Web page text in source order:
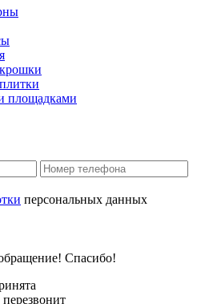
персональных данных
Спасибо!